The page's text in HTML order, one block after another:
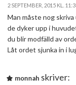
2 SEPTEMBER, 2015 KL.
Man måste nog
de dyker upp i
du blir modfälld av
Låt ordet sjunka in i
monnah skriver: